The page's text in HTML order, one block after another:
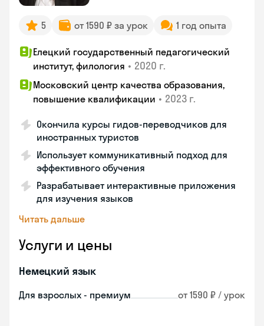
5 от 1590 ₽ за урок 1 год опыта
Елецкий государственный педагогический
институт, филология • 2020 г.
Московский центр качества образования,
повышение квалификации • 2023 г.
Окончила курсы гидов-переводчиков для
иностранных туристов
Использует коммуникативный подход для
эффективного обучения
Разрабатывает интерактивные приложения
для изучения языков
Читать дальше
Услуги и цены
Немецкий язык
Для взрослых - премиум от 1590 ₽ / урок